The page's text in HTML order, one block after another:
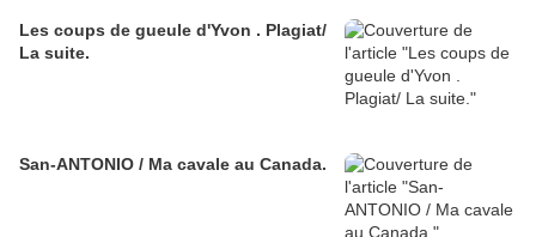
Les coups de gueule d'Yvon . Plagiat/
La suite.
San-ANTONIO / Ma cavale au Canada.